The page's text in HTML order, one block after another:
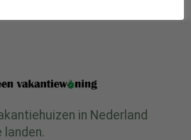
in Nederland
landen.